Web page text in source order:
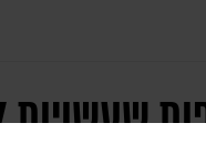
שעשויות